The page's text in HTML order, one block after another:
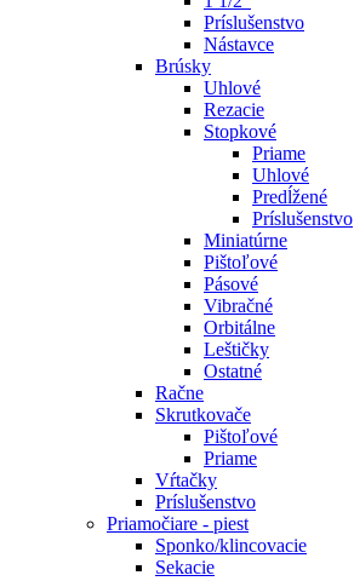
Príslušenstvo
Nástavce
Brúsky
Uhlové
Rezacie
Stopkové
Priame
Uhlové
Predĺžené
Príslušenstvo
Miniatúrne
Pištoľové
Pásové
Vibračné
Orbitálne
Leštičky
Ostatné
Račne
Skrutkovače
Pištoľové
Priame
Vŕtačky
Príslušenstvo
Priamočiare - piest
Sponko/klincovacie
Sekacie